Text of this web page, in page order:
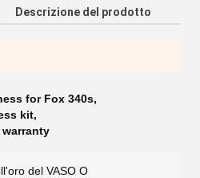
Descrizione del prodotto
for Fox 340s,
kit,
warranty
del VASO O